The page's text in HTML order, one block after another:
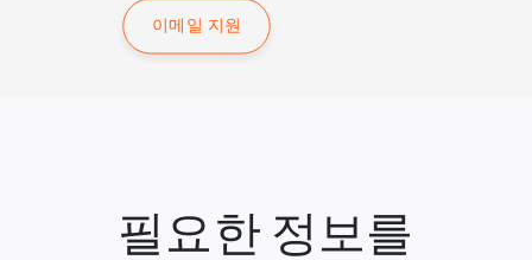
이메일 지원
필요한 정보를